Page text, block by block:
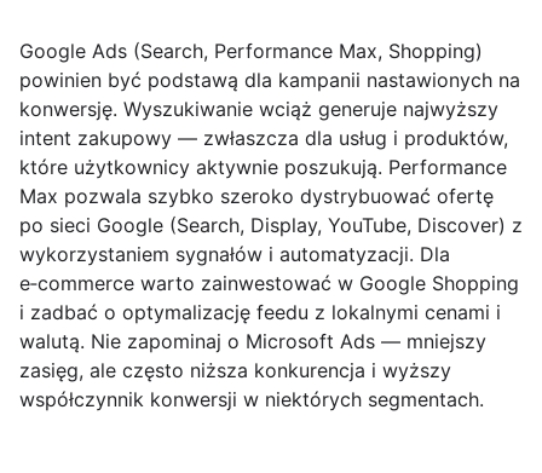
Google Ads (Search, Performance Max, Shopping)
powinien być podstawą dla kampanii nastawionych na
konwersję. Wyszukiwanie wciąż generuje najwyższy
intent zakupowy — zwłaszcza dla usług i produktów,
które użytkownicy aktywnie poszukują. Performance
Max pozwala szybko szeroko dystrybuować ofertę
po sieci Google (Search, Display, YouTube, Discover) z
wykorzystaniem sygnałów i automatyzacji. Dla
e‑commerce warto zainwestować w Google Shopping
i zadbać o optymalizację feedu z lokalnymi cenami i
walutą. Nie zapominaj o Microsoft Ads — mniejszy
zasięg, ale często niższa konkurencja i wyższy
współczynnik konwersji w niektórych segmentach.